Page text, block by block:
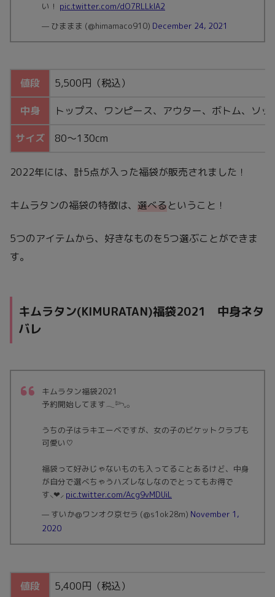
い！ pic.twitter.com/dO7RLLkIA2
— ひままま (@himamaco910) December 24, 2021
値段 5,500円（税込）
中身 トップス、ワンピース、アウター、ボトム、ソッ
サイズ 80〜130cm
2022年には、計5点が入った福袋が販売されました！
キムラタンの福袋の特徴は、 選べるということ！
5つのアイテムから、好きなものを5つ選ぶことができま
す。
キムラタン(KIMURATAN)福袋2021 中身ネタ
バレ
キムラタン福袋2021
予約開始してます𓂃𓆸𓈒𓂂
うちの子はラキエーベですが、女の子のビケットクラブも
可愛い♡
福袋って好みじゃないものも入ってることあるけど、中身
が自分で選べちゃうハズレなしなのでとってもお得で
す⸜❤︎⸝‍ pic.twitter.com/Acg9vMDUiL
— すいか@ワンオク京セラ (@s1ok28m) November 1,
2020
値段 5,400円（税込）